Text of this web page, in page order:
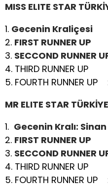
MISS ELITE STAR
1. Gecenin
2. FIRST RUNNER UP
3. SECCOND RUNNER
4. THIRD RUNNER UP
5. FOURTH RUNNER
MR ELITE STAR
1. Gecenin Kralı:
2. FIRST RUNNER UP
3. SECCOND RUNNER
4. THIRD RUNNER UP
5. FOURTH RUNNER